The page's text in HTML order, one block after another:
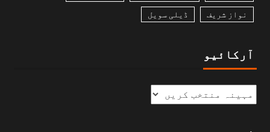
نواز شریف ڈیلی سویل
آرکائیو